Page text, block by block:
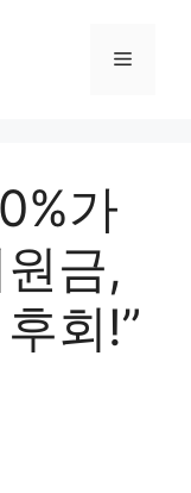
Menu
가
금,
회!”